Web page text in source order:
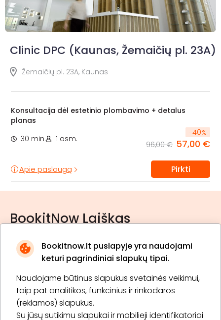
Bookitnow.lt puslapyje yra naudojami
keturi pagrindiniai slapukų tipai.
Naudojame būtinus slapukus svetainės veikimui,
taip pat analitikos, funkcinius ir rinkodaros
(reklamos) slapukus.
Su jūsų sutikimu slapukai ir mobilieji identifikatoriai
Clinic DPC (Kaunas, Žemaičių pl. 23A)
Žemaičių pl. 23A, Kaunas
Konsultacija dėl estetinio plombavimo + detalus
planas
30 min.
1 asm.
-40%
96,00 € 57,00 €
Apie paslaugą Pirkti
BookitNow Laiškas
* Susipažinau su privatumo politika
Prenumeruoti